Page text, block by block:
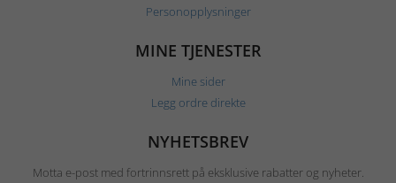
Personopplysninger
MINE TJENESTER
Mine sider
Legg ordre direkte
NYHETSBREV
Motta e-post med fortrinnsrett på eksklusive rabatter og nyheter.